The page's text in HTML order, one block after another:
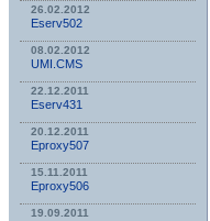
26.02.2012
Eserv502
08.02.2012
UMI.CMS
22.12.2011
Eserv431
20.12.2011
Eproxy507
15.11.2011
Eproxy506
19.09.2011